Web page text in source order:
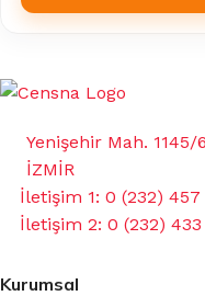
Yenişehir Mah. 1145/
İZMİR
İletişim 1: 0 (232) 457
İletişim 2: 0 (232) 433
Kurumsal